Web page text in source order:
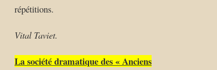
répétitions.
Vital Taviet.
La société dramatique des « Anciens